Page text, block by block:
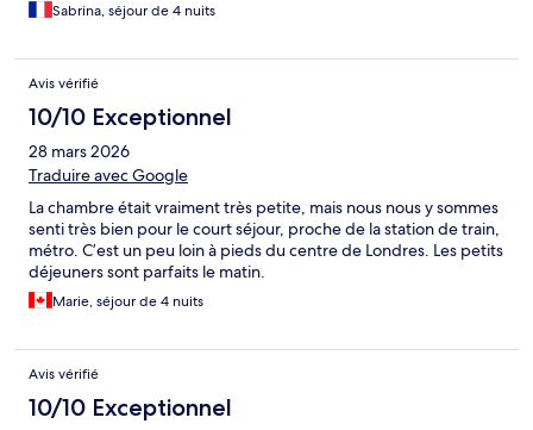
Sabrina, séjour de 4 nuits
Avis vérifié
10/10 Exceptionnel
28 mars 2026
Traduire avec Google
La chambre était vraiment très petite, mais nous nous y sommes
senti très bien pour le court séjour, proche de la station de train,
métro. C’est un peu loin à pieds du centre de Londres. Les petits
déjeuners sont parfaits le matin.
Marie, séjour de 4 nuits
Avis vérifié
10/10 Exceptionnel